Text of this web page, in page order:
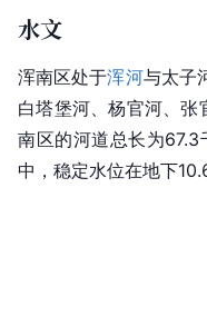
水文
浑南区处于浑河与太子
白塔堡河、杨官河 、
南区的河道总长为
中，稳定水位在地下